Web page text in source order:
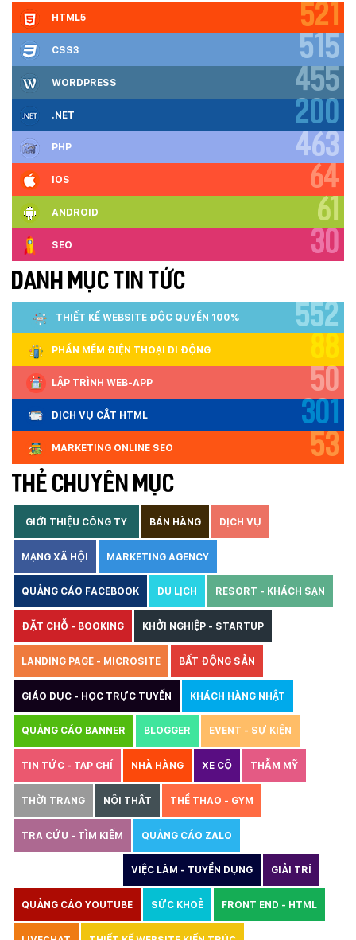
HTML5 521
CSS3 515
WORDPRESS 455
.NET 200
PHP 463
IOS 64
ANDROID 61
SEO 30
DANH MỤC TIN TỨC
THIẾT KẾ WEBSITE ĐỘC QUYỀN 100% 552
PHẦN MỀM ĐIỆN THOẠI DI ĐỘNG 88
LẬP TRÌNH WEB-APP 50
DỊCH VỤ CẮT HTML 301
MARKETING ONLINE SEO 53
THẺ CHUYÊN MỤC
GIỚI THIỆU CÔNG TY BÁN HÀNG DỊCH VỤ
MẠNG XÃ HỘI MARKETING AGENCY
QUẢNG CÁO FACEBOOK DU LỊCH RESORT - KHÁCH SẠN
ĐẶT CHỖ - BOOKING KHỞI NGHIỆP - STARTUP
LANDING PAGE - MICROSITE BẤT ĐỘNG SẢN
GIÁO DỤC - HỌC TRỰC TUYẾN KHÁCH HÀNG NHẬT
QUẢNG CÁO BANNER BLOGGER EVENT - SỰ KIỆN
TIN TỨC - TẠP CHÍ NHÀ HÀNG XE CỘ THẪM MỸ
THỜI TRANG NỘI THẤT THỂ THAO - GYM
TRA CỨU - TÌM KIẾM QUẢNG CÁO ZALO
VIỆC LÀM - TUYỂN DỤNG GIẢI TRÍ
QUẢNG CÁO YOUTUBE SỨC KHOẺ FRONT END - HTML